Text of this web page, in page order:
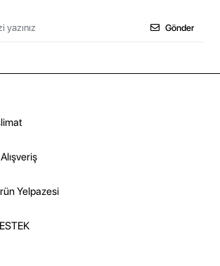
Gönder
Yelpazesi